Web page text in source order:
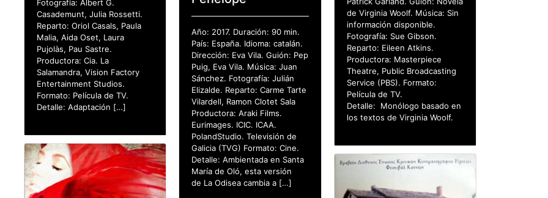
Fotografía: Albert G.
Casademunt, Julia Rossetti.
Reparto: Oriol Casals, Paula
Malia, Aida Oset, Laura
Pujolàs, Pau Sastre.
Productora: Cia. La
Salamandra, Vision Factory
Entertainment Studios.
Formato: Película de TV.
Detalle: Adaptación […]
Año: 2017. Duración: 90 min.
País: España. Idioma: catalán.
Dirección: Eva Vila. Guión: Pep
Puig, Eva Vila. Música: Juan
Sánchez. Fotografía: Julián
Elizalde. Reparto: Carme Tarte
Vilardell, Ramon Clotet Sala
Productora: Araki Films.
Eurimages. ICIC. ICAA.
PolandStudio. Televisión de
Galicia (TVG) Formato: Cine.
Detalle: Ambientada en Santa
María de Oló, esta versión
de La Odisea cambia a […]
de Virginia Woolf. Música: Sin
información disponible.
Fotografía: Sue Gibson.
Reparto: Eileen Atkins.
Productora: Masterpiece
Theatre, Public Broadcasting
Service (PBS). Formato:
Película de TV.
Detalle: Monólogo basado en
los textos de Virginia Woolf.